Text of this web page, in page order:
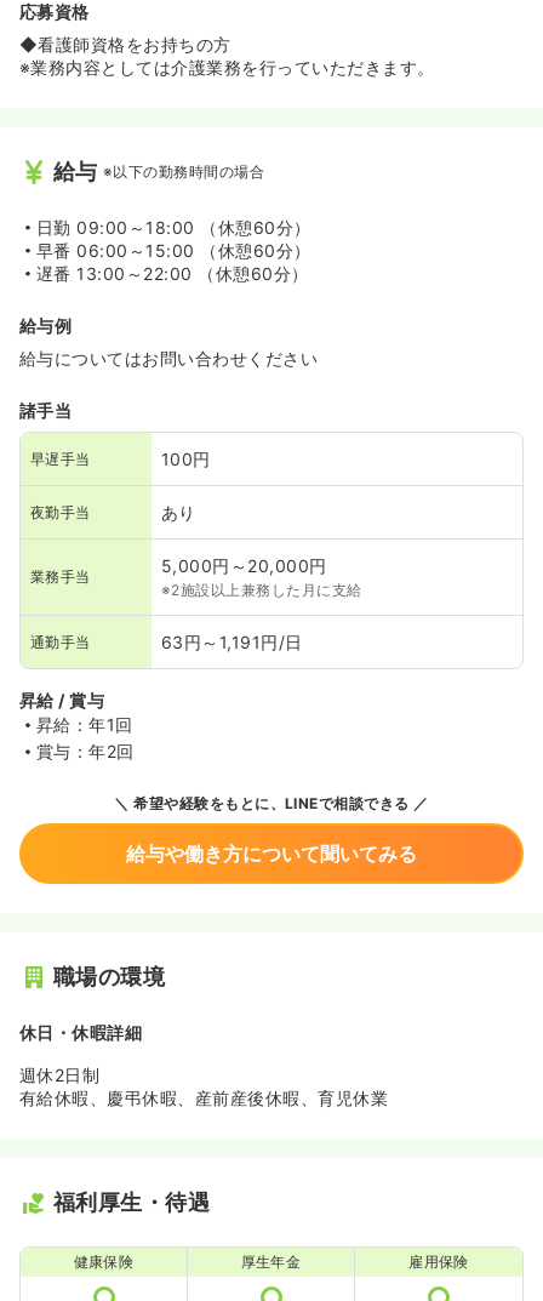
応募資格
◆看護師資格をお持ちの方
※業務内容としては介護業務を行っていただきます。
給与 ※以下の勤務時間の場合
日勤 09:00～18:00 （休憩60分）
早番 06:00～15:00 （休憩60分）
遅番 13:00～22:00 （休憩60分）
給与例
給与についてはお問い合わせください
諸手当
早遅手当 100円
夜勤手当 あり
業務手当
5,000円～20,000円
※2施設以上兼務した月に支給
通勤手当 63円～1,191円/日
昇給 / 賞与
昇給：年1回
賞与：年2回
希望や経験をもとに、LINEで相談できる
給与や働き方について聞いてみる
職場の環境
休日・休暇詳細
週休2日制
有給休暇、慶弔休暇、産前産後休暇、育児休業
福利厚生・待遇
健康保険 厚生年金 雇用保険